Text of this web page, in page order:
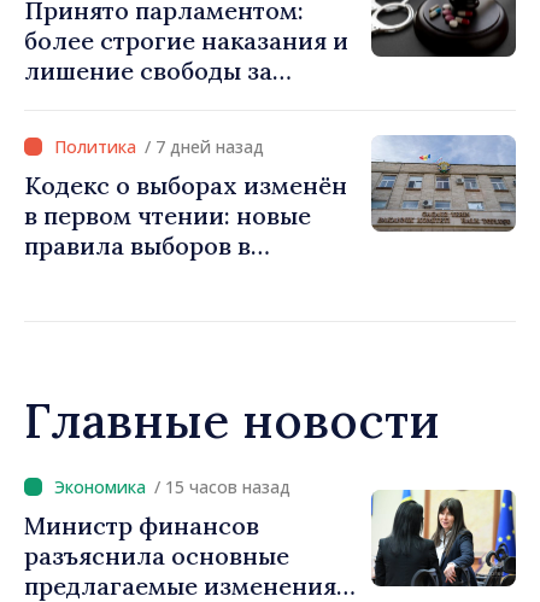
Принято парламентом:
более строгие наказания и
лишение свободы за
запрещённых веществ в
социальных сетях
/ 7 дней назад
Кодекс о выборах изменён
в первом чтении: новые
правила выборов в
Главные новости
/ 14 часов назад
Премьер-министр Василе
Тофан провёл телефонный
разговор с болгарским